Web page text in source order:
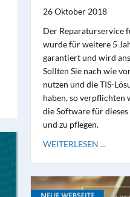
26 Oktober 2018
Der Reparaturservice
wurde für weitere 5
garantiert und wird
Sollten Sie nach wie
nutzen und die TIS-
haben, so verpflichten
die Software für
und zu pflegen.
WEITERLESEN ...